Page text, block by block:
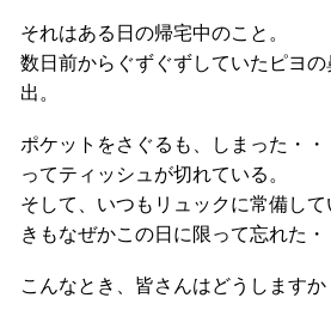
それはある日の帰宅中のこと。
数日前からぐずぐずしていたピヨ
出。
ポケットをさぐるも、しまった・
ってティッシュが切れている。
そして、いつもリュックに常備し
きもなぜかこの日に限って忘れた・
こんなとき、皆さんはどうしますか